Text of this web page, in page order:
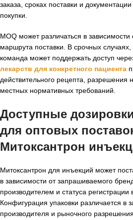
заказа, сроках поставки и
покупки.
MOQ может различаться в
маршрута поставки. В срочных
команда может поддержать доступ
лекарств для конкретного пациента
действительного рецепта,
местных нормативных требований.
Доступные
для оптовых
Митоксантрон
Митоксантрон для инъекций может
в зависимости от запрашиваемого
производителем и статуса регистрации
Конфигурация упаковки различается в
производителя и рыночного